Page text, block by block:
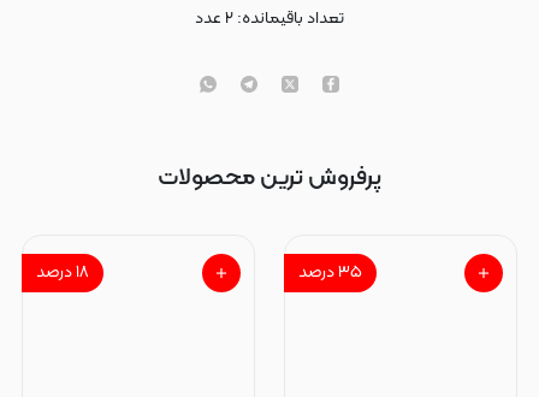
تعداد باقیمانده:۲عدد
پرفروش ترین محصولات
۳۵درصد ۱۸درصد